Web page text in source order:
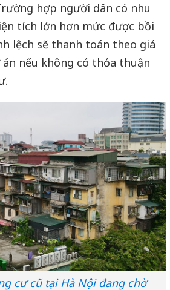
hợp người dân có nhu
tích lớn hơn mức được bồi
lệch sẽ thanh toán theo giá
nếu không có thỏa thuận
cư cũ tại Hà Nội đang chờ